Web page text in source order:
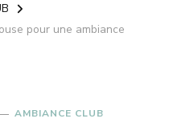
pour une ambiance
AMBIANCE CLUB